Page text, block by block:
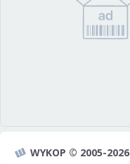
WYKOP © 2005-2026